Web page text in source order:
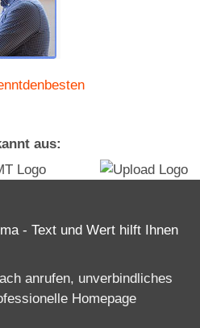
aus:
- Text und Wert hilft Ihnen
anrufen, unverbindliches
Homepage